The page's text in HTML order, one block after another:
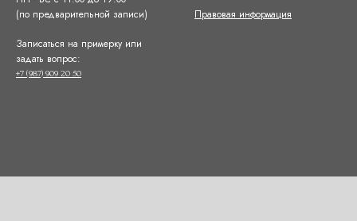
(по предварительной записи)
Записаться на примерку или
задать вопрос:
+7 (987) 909 20 50
Правовая информация